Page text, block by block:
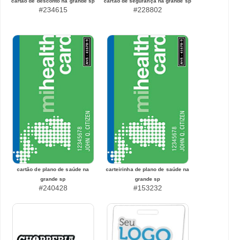
#234615 #228802
cartão de plano de saúde na
grande sp
#240428
carteirinha de plano de saúde na
grande sp
#153232